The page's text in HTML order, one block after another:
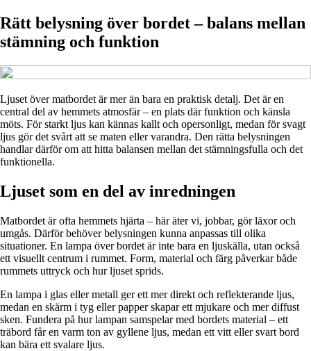
Rätt belysning över bordet – balans mellan
stämning och funktion
Ljuset över matbordet är mer än bara en praktisk detalj. Det är en
central del av hemmets atmosfär – en plats där funktion och känsla
möts. För starkt ljus kan kännas kallt och opersonligt, medan för svagt
ljus gör det svårt att se maten eller varandra. Den rätta belysningen
handlar därför om att hitta balansen mellan det stämningsfulla och det
funktionella.
Ljuset som en del av inredningen
Matbordet är ofta hemmets hjärta – här äter vi, jobbar, gör läxor och
umgås. Därför behöver belysningen kunna anpassas till olika
situationer. En lampa över bordet är inte bara en ljuskälla, utan också
ett visuellt centrum i rummet. Form, material och färg påverkar både
rummets uttryck och hur ljuset sprids.
En lampa i glas eller metall ger ett mer direkt och reflekterande ljus,
medan en skärm i tyg eller papper skapar ett mjukare och mer diffust
sken. Fundera på hur lampan samspelar med bordets material – ett
träbord får en varm ton av gyllene ljus, medan ett vitt eller svart bord
kan bära ett svalare ljus.